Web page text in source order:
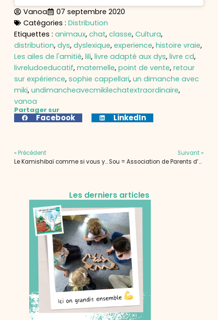
Vanoa
07 septembre 2020
Catégories : Distribution
Etiquettes : animaux, chat, classe, Cultura,
distribution, dys, dyslexique, experience, histoire vraie,
Les ailes de l'amitié, lili, livre adapté aux dys, livre cd,
livreludoeducatif, maternelle, point de vente, retour
sur expérience, sophie cappellari, un dimanche avec
miki, undimancheavecmikilechatextraordinaire,
vanoa
Partager sur
Facebook LinkedIn
« Précédent
Le Kamishibaï comme si vous y étiez
Suivant »
Sou = Association de Parents d’Elèves
Les derniers articles